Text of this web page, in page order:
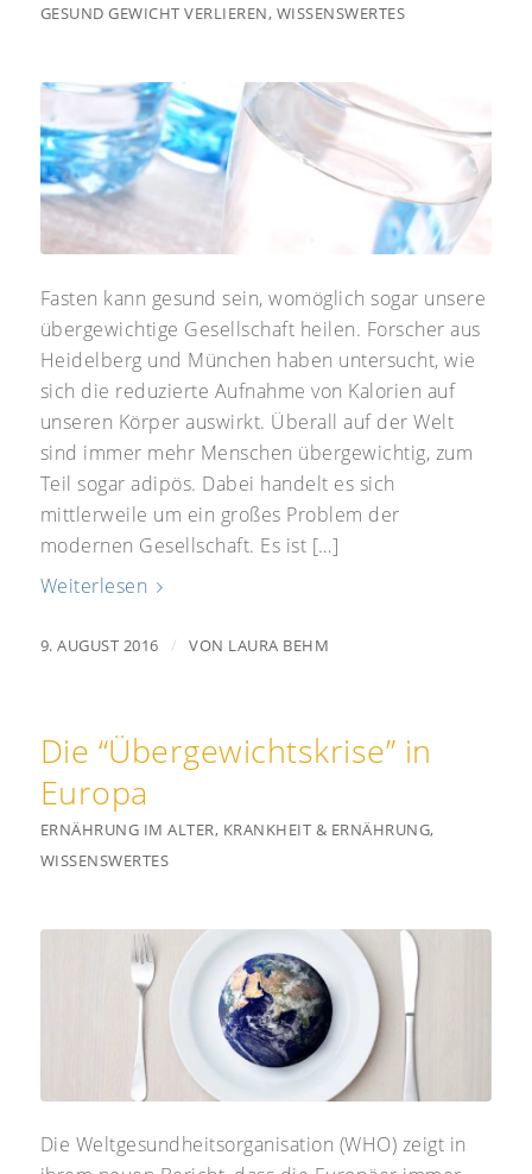
GESUND GEWICHT VERLIEREN, WISSENSWERTES
Fasten kann gesund sein, womöglich sogar unsere
übergewichtige Gesellschaft heilen. Forscher aus
Heidelberg und München haben untersucht, wie
sich die reduzierte Aufnahme von Kalorien auf
unseren Körper auswirkt. Überall auf der Welt
sind immer mehr Menschen übergewichtig, zum
Teil sogar adipös. Dabei handelt es sich
mittlerweile um ein großes Problem der
modernen Gesellschaft. Es ist […]
Weiterlesen
9. AUGUST 2016 / VON LAURA BEHM
Die “Übergewichtskrise” in
Europa
ERNÄHRUNG IM ALTER, KRANKHEIT & ERNÄHRUNG,
WISSENSWERTES
Die Weltgesundheitsorganisation (WHO) zeigt in